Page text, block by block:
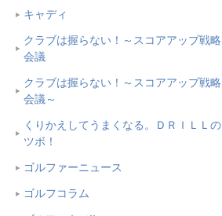
キャディ
クラブは握らない！～スコアアップ戦略
会議
クラブは握らない！～スコアアップ戦略
会議～
くりかえしてうまくなる。ＤＲＩＬＬの
ツボ！
ゴルファーニュース
ゴルフコラム